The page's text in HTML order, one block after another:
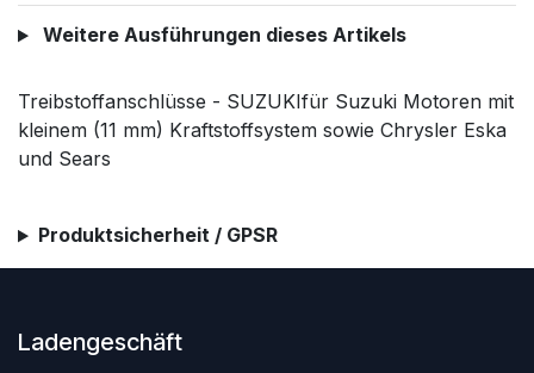
Weitere Ausführungen dieses Artikels
Treibstoffanschlüsse - SUZUKIfür Suzuki Motoren mit
kleinem (11 mm) Kraftstoffsystem sowie Chrysler Eska
und Sears
Produktsicherheit / GPSR
Ladengeschäft